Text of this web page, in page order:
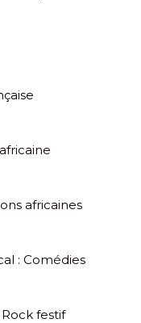
africaines
: Comédies
festif